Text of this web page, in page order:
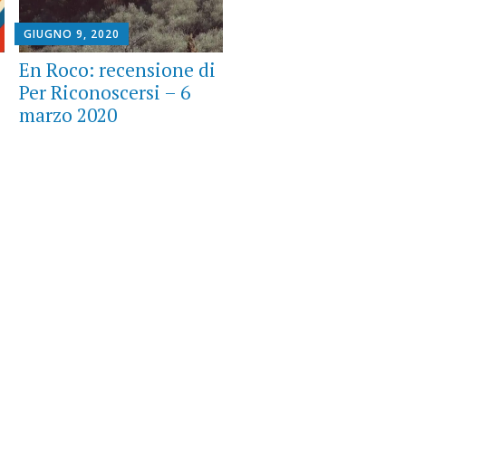
GIUGNO 9, 2020
En Roco: recensione di
Per Riconoscersi – 6
marzo 2020